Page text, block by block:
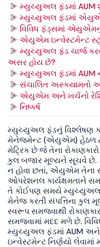
મ્યુચ્યુઅલ ફંડમાં AUM
મ્યુચ્યુઅલ ફંડમાં
વિવિધ ફંડ્સમાં
એયુએમ ઇન્વેસ્ટમેન્ટ
મ્યુચ્યુઅલ ફંડ ચાર્જ
અસર હોય છે?
મ્યુચ્યુઅલ ફંડમાં AUM
સંચાલિત અસ્કયામતો
એયુએમ અને ખર્ચનો
નિષ્કર્ષ
મ્યુચ્યુઅલ ફંડનું વિશ્લેષણ
મેનેજમેન્ટ (એયુએમ) હેઠળ
મેટ્રિક છે જે તેના
કુલ બજાર મૂલ્યને સૂચવે છે.
ન હોવા છતાં, એયુએમ તેના
ઓપરેશનલ કાર્યક્ષમતાને
તે કોઈપણ સમયે મ્યુચ્યુઅલ
મેનેજ કરતી સંપત્તિના કુલ
સ્વરૂપ સમજવાથી
સમજવામાં મદદ મળે છે.
મ્યુચ્યુઅલ ફંડમાં AUM અને
ઇન્વેસ્ટમેન્ટ નિર્ણયો